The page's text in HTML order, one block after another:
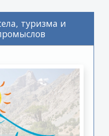
туризма и